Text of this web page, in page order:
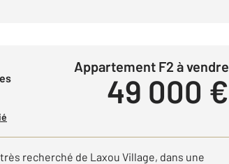
Appartement F2 à vendre
49 000 €
recherché de Laxou Village, dans une